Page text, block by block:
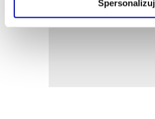
Spersonalizuj